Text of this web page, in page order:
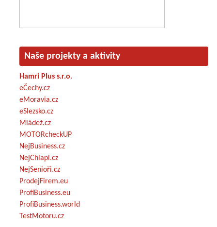
Naše projekty a aktivity
Hamri Plus s.r.o.
eČechy.cz
eMoravia.cz
eSlezsko.cz
Mládež.cz
MOTORcheckUP
NejBusiness.cz
NejChlapi.cz
NejSenioři.cz
ProdejFirem.eu
ProfiBusiness.eu
ProfiBusiness.world
TestMotoru.cz